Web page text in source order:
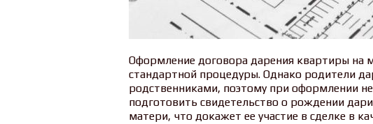
Оформление договора дарения квартиры на
стандартной процедуры. Однако родители
родственниками, поэтому при оформлении
подготовить свидетельство о рождении
матери, что докажет ее участие в сделке в